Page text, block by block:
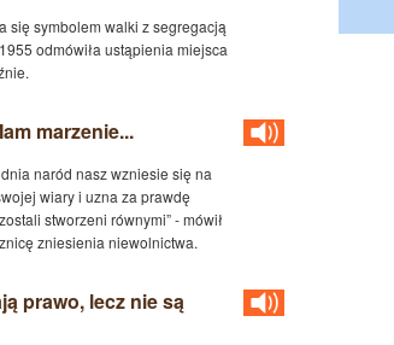
się symbolem walki z segregacją
odmówiła ustąpienia miejsca
marzenie...
naród nasz wzniesie się na
wiary i uzna za prawdę
stworzeni równymi” - mówił
zniesienia niewolnictwa.
prawo, lecz nie są